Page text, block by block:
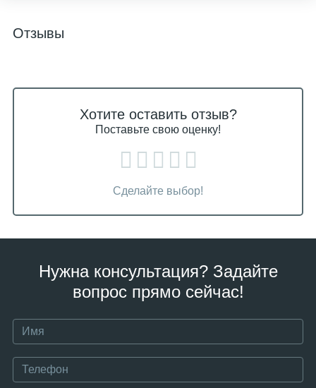
Отзывы
Хотите оставить отзыв?
Поставьте свою оценку!
Сделайте выбор!
Нужна консультация? Задайте
вопрос прямо сейчас!